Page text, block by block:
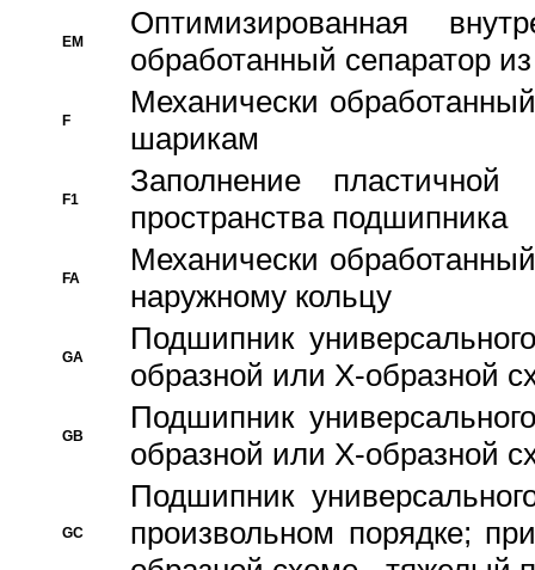
EM
Оптимизированная
обработанный сепаратор
F
Механически
шарикам
F1
Заполнение
пространства подшипника
FA
Механически
наружному кольцу
GA
Подшипник
образной или Х-образной
GB
Подшипник
образной или Х-образной
GC
Подшипник
произвольном порядке;